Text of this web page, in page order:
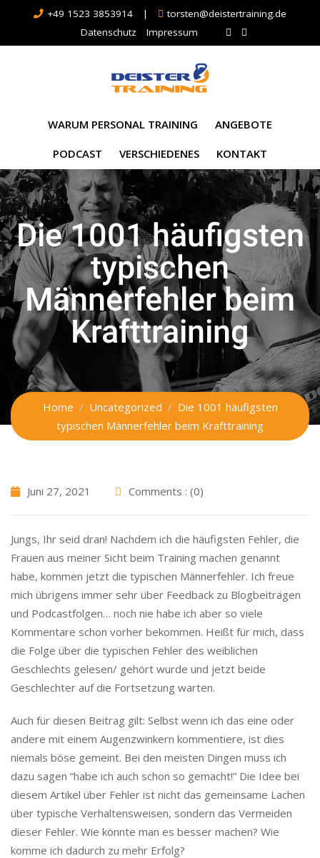
+49 1523 3853914 |
torsten@deistertraining.de
Datenschutz
Impressum
WARUM PERSONAL TRAINING ANGEBOTE
PODCAST VERSCHIEDENES KONTAKT
Die 1001 häufigsten
typischen
Männerfehler beim
Krafttraining
Home Uncategorized
Die 1001 häufigsten
typischen Männerfehler beim Krafttraining
Juni 27, 2021 Comments : (0)
Jungs, Ihr seid dran! Nachdem ich die häufigsten Fehler, die
Frauen aus meiner Sicht beim Training machen genannt
habe, kommen jetzt die typischen Männerfehler. Ich freue
mich übrigens immer sehr über Feedback zu Blogbeiträgen
und Podcastfolgen… noch nie habe ich aber so viele
Kommentare schon vorher bekommen. Heißt für mich, dass
die Folge über die typischen Fehler des weiblichen
Geschlechts gelesen/ gehört wurde und jetzt beide
Geschlechter auf die Fortsetzung warten.
Auch für diesen Beitrag gilt: Selbst wenn ich das eine oder
andere mit einem Augenzwinkern kommentiere, ist dies
niemals böse gemeint. Bei den meisten Dingen muss ich
dazu sagen “habe ich auch schon so gemacht!” Die Idee bei
diesem Artikel über Fehler ist nicht das gemeinsame Lachen
über typische Verhaltensweisen, sondern das Vermeiden
dieser Fehler. Wie könnte man es besser machen? Wie
komme ich dadurch zu mehr Erfolg?